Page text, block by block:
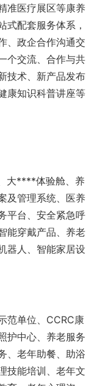
准医疗展区等康养
式配套服务体系，
、政企合作沟通交
个交流、合作与共
技术、新产品发布
康知识科普讲座等
大****体验舱、养
及管理系统、医养
平台、安全紧急呼
能穿戴产品、养老
器人、智能家居设
范单位、CCRC康
护中心、养老服务
、老年助餐、助浴
技能培训、老年文